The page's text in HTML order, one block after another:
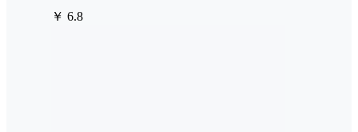
￥ 6.8